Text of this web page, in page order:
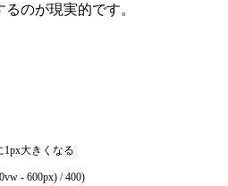
のが現実的です。
1px大きくなる
- 600px) / 400)